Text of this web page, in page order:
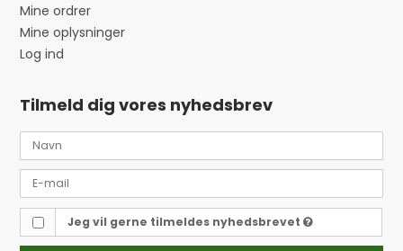
Mine ordrer
Mine oplysninger
Log ind
Tilmeld dig vores nyhedsbrev
Jeg vil gerne tilmeldes nyhedsbrevet